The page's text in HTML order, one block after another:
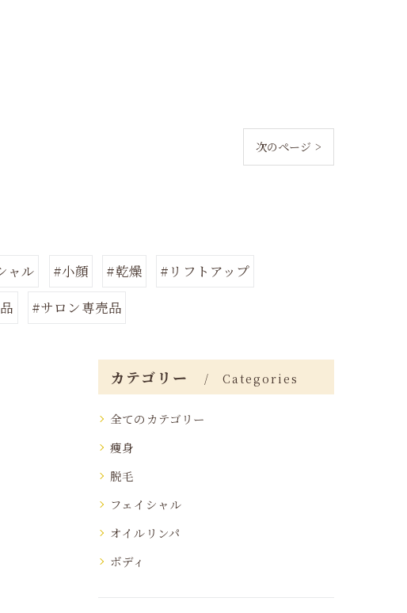
次のページ >
ャル #小顔 #乾燥
#リフトアップ
#サロン専売品
カテゴリー Categories
全てのカテゴリー
痩身
脱毛
フェイシャル
オイルリンパ
ボディ